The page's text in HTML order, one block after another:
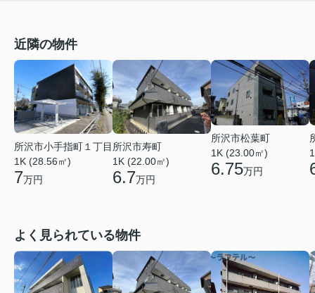
近隣の物件
所沢市小手指町１丁目
1K (28.56㎡)
7万円
所沢市寿町
1K (22.00㎡)
6.7万円
所沢市松葉町
1K (23.00㎡)
6.75万円
よく見られている物件